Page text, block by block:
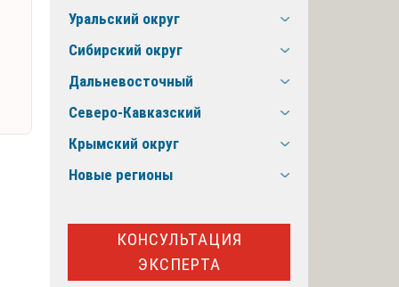
Уральский округ
Сибирский округ
Дальневосточный
Северо-Кавказский
Крымский округ
Новые регионы
КОНСУЛЬТАЦИЯ
ЭКСПЕРТА